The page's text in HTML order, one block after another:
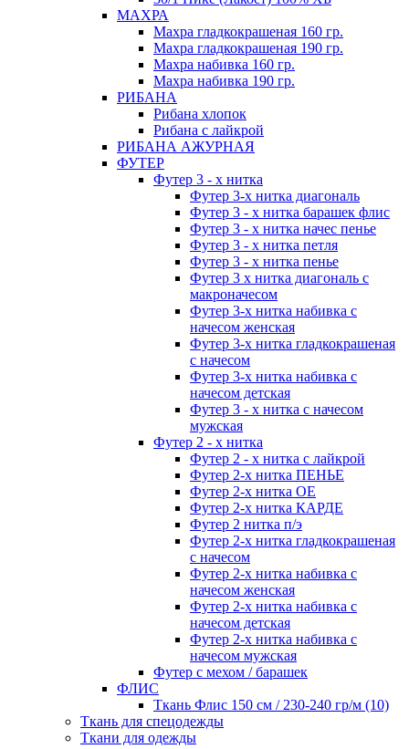
МАХРА
Махра гладкокрашеная 160 гр.
Махра гладкокрашеная 190 гр.
Махра набивка 160 гр.
Махра набивка 190 гр.
РИБАНА
Рибана хлопок
Рибана с лайкрой
РИБАНА АЖУРНАЯ
ФУТЕР
Футер 3 - х нитка
Футер 3-х нитка диагональ
Футер 3 - х нитка барашек флис
Футер 3 - х нитка начес пенье
Футер 3 - х нитка петля
Футер 3 - х нитка пенье
Футер 3 х нитка диагональ с
макроначесом
Футер 3-х нитка набивка с
начесом женская
Футер 3-х нитка гладкокрашеная
с начесом
Футер 3-х нитка набивка с
начесом детская
Футер 3 - х нитка с начесом
мужская
Футер 2 - х нитка
Футер 2 - х нитка с лайкрой
Футер 2-х нитка ПЕНЬЕ
Футер 2-х нитка ОЕ
Футер 2-х нитка КАРДЕ
Футер 2 нитка п/э
Футер 2-х нитка гладкокрашеная
с начесом
Футер 2-х нитка набивка с
начесом женская
Футер 2-х нитка набивка с
начесом детская
Футер 2-х нитка набивка с
начесом мужская
Футер с мехом / барашек
ФЛИС
Ткань Флис 150 см / 230-240 гр/м (10)
Ткань для спецодежды
Ткани для одежды